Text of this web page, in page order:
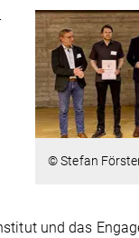
© Stefan
und das